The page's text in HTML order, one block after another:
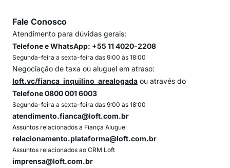
Fale Conosco
Atendimento para dúvidas gerais:
Telefone e WhatsApp: +55 11 4020-2208
Segunda-feira a sexta-feira das 9:00 às 18:00
Negociação de taxa ou aluguel em atraso:
loft.vc/fianca_inquilino_arealogada ou através do
Telefone 0800 001 6003
Segunda-feira a sexta-feira das 9:00 às 18:00
atendimento.fianca@loft.com.br
Assuntos relacionados a Fiança Aluguel
relacionamento.plataforma@loft.com.br
Assuntos relacionados ao CRM Loft
imprensa@loft.com.br